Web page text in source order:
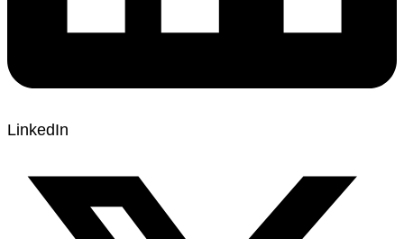
LinkedIn